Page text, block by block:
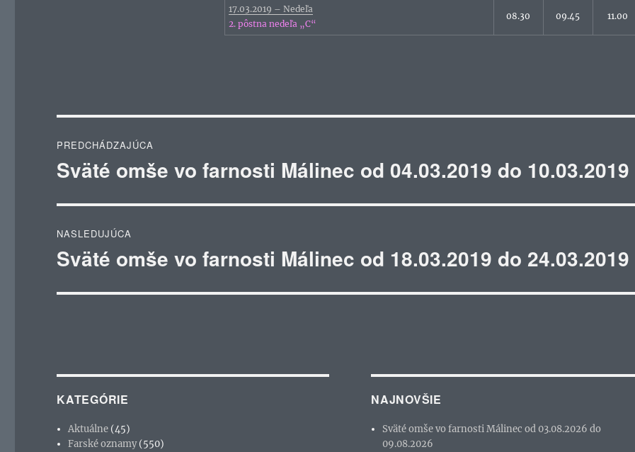
17.03.2019 – Nedeľa
2. pôstna nedeľa „C“
08.30 09.45 11.00
v
PREDCHÁDZAJÚCA
Predchádzajúci
Sväté omše vo farnosti Málinec od 04.03.2019 do 10.03.2019
NASLEDUJÚCA
Ďalší
Sväté omše vo farnosti Málinec od 18.03.2019 do 24.03.2019
KATEGÓRIE
Aktuálne (45)
Farské oznamy(550)
NAJNOVŠIE
Sväté omše vo farnosti Málinec od 03.08.2026 do
09.08.2026